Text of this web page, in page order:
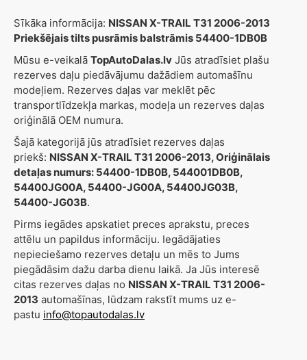
Sīkāka informācija: NISSAN X-TRAIL T31 2006-2013
Priekšējais tilts pusrāmis balstrāmis 54400-1DB0B
Mūsu e-veikalā TopAutoDalas.lv Jūs atradīsiet plašu
rezerves daļu piedāvājumu dažādiem automašīnu
modeļiem. Rezerves daļas var meklēt pēc
transportlīdzekļa markas, modeļa un rezerves daļas
oriģinālā OEM numura.
Šajā kategorijā jūs atradīsiet rezerves daļas
priekš: NISSAN X-TRAIL T31 2006-2013, Oriģinālais
detaļas numurs: 54400-1DB0B, 544001DB0B,
54400JG00A, 54400-JG00A, 54400JG03B,
54400-JG03B.
Pirms iegādes apskatiet preces aprakstu, preces
attēlu un papildus informāciju. Iegādājaties
nepieciešamo rezerves detaļu un mēs to Jums
piegādāsim dažu darba dienu laikā. Ja Jūs interesē
citas rezerves daļas no NISSAN X-TRAIL T31 2006-
2013 automašīnas, lūdzam rakstīt mums uz e-
pastu info@topautodalas.lv